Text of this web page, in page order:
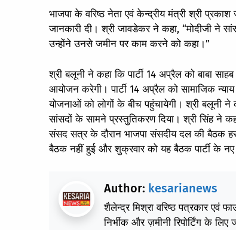
भाजपा के वरिष्ठ नेता एवं केन्द्रीय मंत्री श्री
जानकारी दी। श्री जावडेकर ने कहा, “मोदीजी ने
उन्होंने उनसे जमीन पर काम करने को कहा।”
श्री बलूनी ने कहा कि पार्टी 14 अप्रैल को बाबा
आयोजन करेगी। पार्टी 14 अप्रैल को सामाजिक
योजनाओं को लोगों के बीच पहुंचायेगी। श्री बलूनी
सांसदों के सामने प्रस्तुतिकरण दिया। श्री सिंह ने
संसद सत्र के दौरान भाजपा संसदीय दल की बैठक
बैठक नहीं हुई और शुक्रवार को यह बैठक पार्टी के नए
Author: kesarianews
शैलेन्द्र मिश्रा वरिष्ठ पत्रकार एवं
निर्भीक और ज़मीनी रिपोर्टिंग के